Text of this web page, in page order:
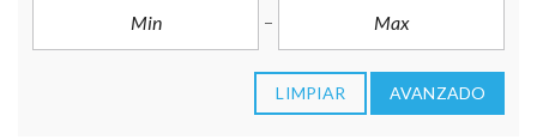
LIMPIAR AVANZADO